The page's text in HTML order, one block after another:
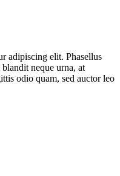
adipiscing elit. Phasellus
neque urna, at
odio quam, sed auctor leo